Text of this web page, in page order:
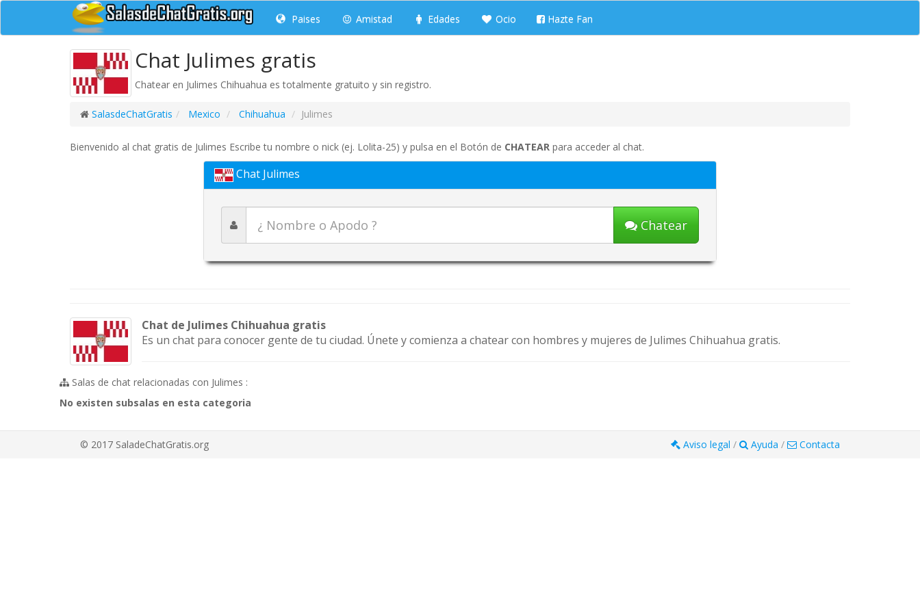
Paises Amistad Edades Ocio Hazte Fan
Chat Julimes gratis
Chatear en Julimes Chihuahua es totalmente gratuito y sin registro.
SalasdeChatGratis Mexico Chihuahua Julimes
Bienvenido al chat gratis de Julimes Escribe tu nombre o nick (ej. Lolita-25) y pulsa en el Botón de CHATEAR para acceder al chat.
Chat Julimes
Chatear
Chat de Julimes Chihuahua gratis
Es un chat para conocer gente de tu ciudad. Únete y comienza a chatear con hombres y mujeres de Julimes Chihuahua gratis.
Salas de chat relacionadas con Julimes :
No existen subsalas en esta categoria
© 2017 SaladeChatGratis.org Aviso legal / Ayuda / Contacta